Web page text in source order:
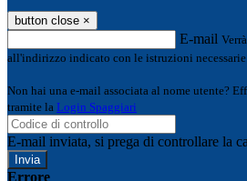
button close ×
E-mail
all'indirizzo indicato con le istruzioni
Non hai una e-mail associata al nome utente?
tramite la Login Spaggiari
E-mail inviata, si prega di controllare la
Errore